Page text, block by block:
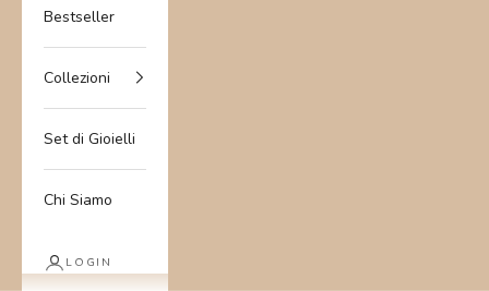
Bestseller
Collezioni
Set di Gioielli
Chi Siamo
LOGIN